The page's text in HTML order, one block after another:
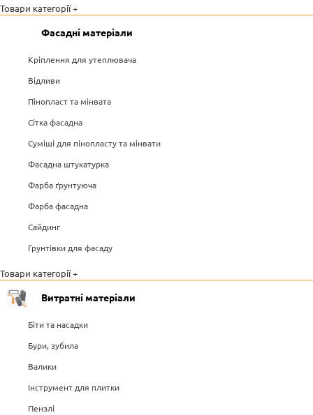
Товари категорії +
Фасадні матеріали
Кріплення для утеплювача
Відливи
Пінопласт та мінвата
Сітка фасадна
Суміші для пінопласту та мінвати
Фасадна штукатурка
Фарба ґрунтуюча
Фарба фасадна
Сайдинг
Грунтівки для фасаду
Товари категорії +
Витратні матеріали
Біти та насадки
Бури, зубила
Валики
Інструмент для плитки
Пензлі